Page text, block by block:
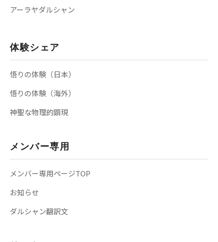
アーラヤダルシャン
体験シェア
悟りの体験（日本）
悟りの体験（海外）
神聖な物理的顕現
メンバー専用
メンバー専用ページTOP
お知らせ
ダルシャン翻訳文